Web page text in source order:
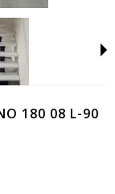
180 08 L-90